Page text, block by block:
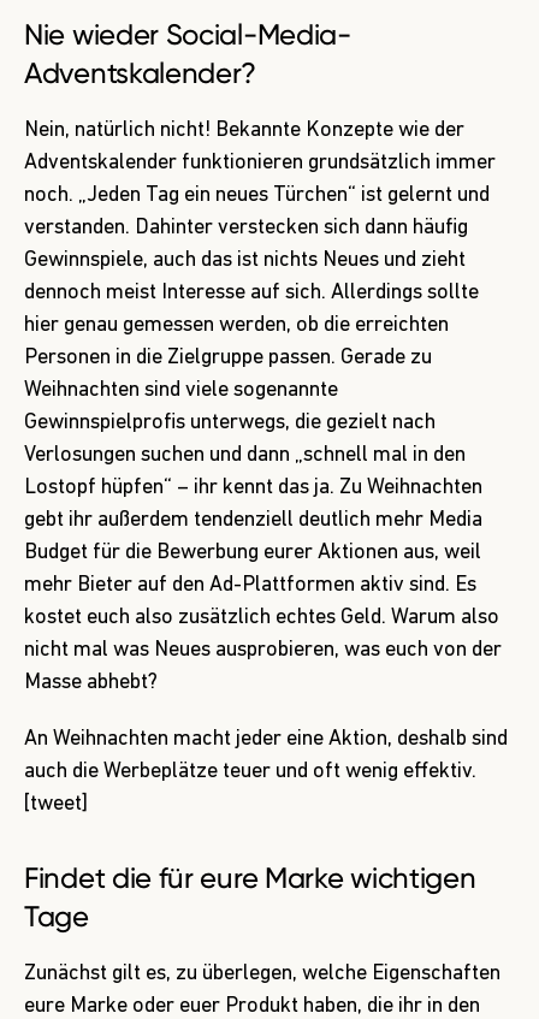
Nie wieder Social-Media-
Adventskalender?
Nein, natürlich nicht! Bekannte Konzepte wie der
Adventskalender funktionieren grundsätzlich immer
noch. „Jeden Tag ein neues Türchen“ ist gelernt und
verstanden. Dahinter verstecken sich dann häufig
Gewinnspiele, auch das ist nichts Neues und zieht
dennoch meist Interesse auf sich. Allerdings sollte
hier genau gemessen werden, ob die erreichten
Personen in die Zielgruppe passen. Gerade zu
Weihnachten sind viele sogenannte
Gewinnspielprofis unterwegs, die gezielt nach
Verlosungen suchen und dann „schnell mal in den
Lostopf hüpfen“ – ihr kennt das ja. Zu Weihnachten
gebt ihr außerdem tendenziell deutlich mehr Media
Budget für die Bewerbung eurer Aktionen aus, weil
mehr Bieter auf den Ad-Plattformen aktiv sind. Es
kostet euch also zusätzlich echtes Geld. Warum also
nicht mal was Neues ausprobieren, was euch von der
Masse abhebt?
An Weihnachten macht jeder eine Aktion, deshalb sind
auch die Werbeplätze teuer und oft wenig effektiv.
[tweet]
Findet die für eure Marke wichtigen
Tage
Zunächst gilt es, zu überlegen, welche Eigenschaften
eure Marke oder euer Produkt haben, die ihr in den